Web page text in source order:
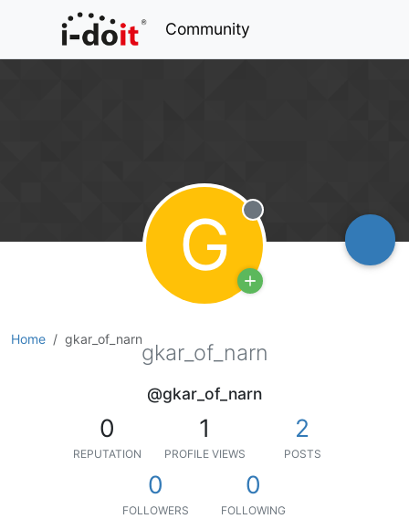
Community
G Offline
Home gkar_of_narn
gkar_of_narn
@gkar_of_narn
0
REPUTATION
1
PROFILE VIEWS
2
POSTS
0
FOLLOWERS
0
FOLLOWING